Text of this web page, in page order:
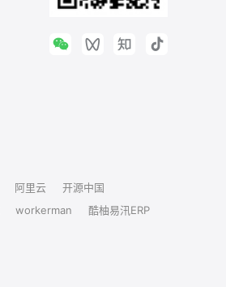
阿里云
开源中国
workerman
酷柚易汛ERP